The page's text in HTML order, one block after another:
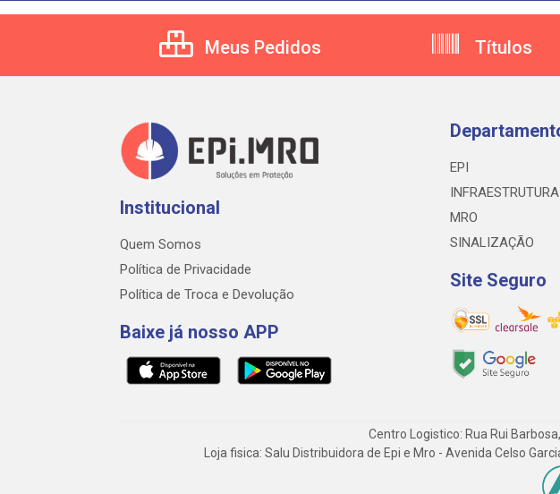
Meus Pedidos Títulos
Institucional
Quem Somos
Política de Privacidade
Política de Troca e Devolução
Baixe já nosso APP
EPI
INFRAESTRUTURA
MRO
SINALIZAÇÃO
Site Seguro
Centro Logistico: Rua Rui
Loja fisica: Salu Distribuidora de Epi e Mro - Avenida Celso